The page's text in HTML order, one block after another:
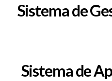
Sistema de
Sistema de